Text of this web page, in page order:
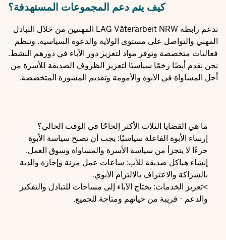
كيف يتم دعم المجموعات المستهدفة؟
تدعم رابطة LAG Väterarbeit NRW المهنيين من خلال التبادل
المهني والتواصل على مستوى الولاية والدعوة السياسية. وتنظم
فعاليات متخصصة وتوفر مواد لتعزيز دور الآباء في دورهم النشط.
نحن نقدم أيضًا زخمًا سياسيًا لتعزيز الظروف الصديقة للأسرة من
أجل المساواة في الأبوة والأمومة وتقديم المشورة المتخصصة.
ما هي القضايا الثلاث الأكثر إلحاحًا في الوقت الحالي؟
إرساء الأبوة الفاعلة سياسيًا: يجب أن تصبح سياسة الأبوة
جزءًا لا يتجزأ من سياسة الأسرة والمساواة وسوق العمل.
إنشاء هياكل صديقة للأب: ساعات عمل مرنة وإجازة والدية
بالشراكة والاعتراف بالالتزام الأبوي.
>تعزيز الخدمات: يحتاج الآباء إلى مساحات للتبادل والتفكير
والدعم - قريبة من حياتهم ومتاحة للجميع.